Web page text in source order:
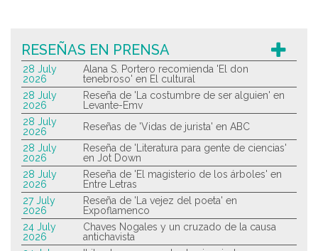
RESEÑAS EN PRENSA
28 July
2026
Alana S. Portero recomienda 'El don
tenebroso' en El cultural
28 July
2026
Reseña de 'La costumbre de ser alguien' en
Levante-Emv
28 July
2026
Reseñas de 'Vidas de jurista' en ABC
28 July
2026
Reseña de 'Literatura para gente de ciencias'
en Jot Down
28 July
2026
Reseña de 'El magisterio de los árboles' en
Entre Letras
27 July
2026
Reseña de 'La vejez del poeta' en
Expoflamenco
24 July
2026
Chaves Nogales y un cruzado de la causa
antichavista